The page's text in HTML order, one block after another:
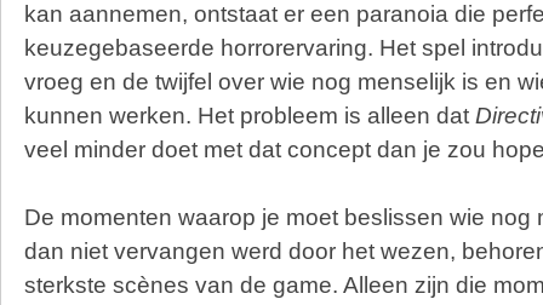
kan aannemen, ontstaat er een paranoia die
keuzegebaseerde horrorervaring. Het spel
vroeg en de twijfel over wie nog menselijk is en
kunnen werken. Het probleem is alleen dat
veel minder doet met dat concept dan je zou
De momenten waarop je moet beslissen wie nog
dan niet vervangen werd door het wezen,
sterkste scènes van de game. Alleen zijn die